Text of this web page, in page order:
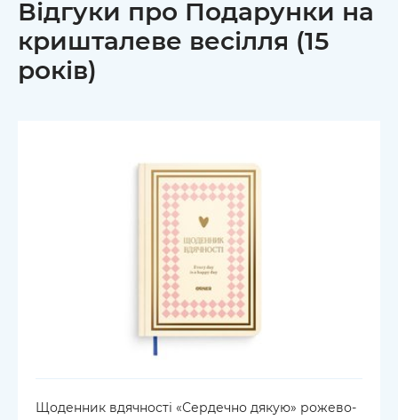
Відгуки про Подарунки на
кришталеве весілля (15
років)
Щоденник вдячності «Сердечно дякую» рожево-